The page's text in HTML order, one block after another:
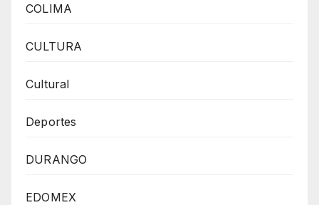
COLIMA
CULTURA
Cultural
Deportes
DURANGO
EDOMEX